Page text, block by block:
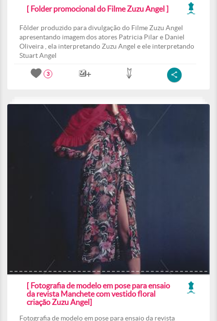
[ Folder promocional do Filme Zuzu Angel ]
Fôlder produzido para divulgação do Filme Zuzu Angel
apresentando imagem dos atores Patricia Pilar e Daniel
Oliveira , ela interpretando Zuzu Angel e ele interpretando
Stuart Angel
3
[ Fotografia de modelo em pose para ensaio
da revista Manchete com vestido floral
criação Zuzu Angel]
Fotografia de modelo em pose para ensaio da revista